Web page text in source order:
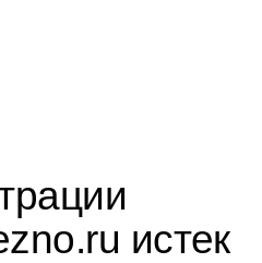
истек